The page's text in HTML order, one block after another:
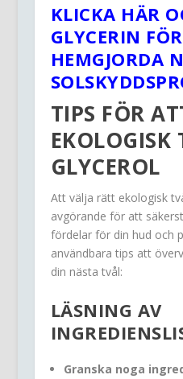
KLICKA HÄR
GLYCERIN
HEMGJORDA
TIPS FÖR
EKOLOGISK
GLYCEROL
Att välja rätt ekologisk
avgörande för att
fördelar för din hud och
användbara tips att
din nästa tvål:
LÄSNING AV
Granska noga